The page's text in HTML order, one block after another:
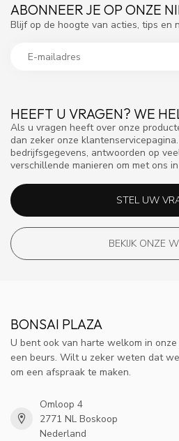
HEEFT U VRAGEN? WE
Als u vragen heeft over onze
dan zeker onze
bedrijfsgegevens, antwoorden op
verschillende manieren om met ons
STEL UW
BEKIJK ONZE
ABONNEER JE OP ONZE
Blijf op de hoogte van acties, tips en
BONSAI PLAZA
U bent ook van harte welkom in
een beurs. Wilt u zeker weten dat
om een afspraak te maken.
Omloop 4
2771 NL Boskoop
Nederland